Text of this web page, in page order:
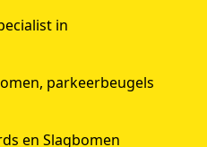
in
parkeerbeugels
en Slagbomen